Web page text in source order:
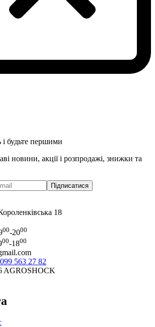
і будьте першими
новини, акції і розпродажі, знижки та
Підписатися
18
00-2000
00-1800
099 563 27 82
AGROSHOCK